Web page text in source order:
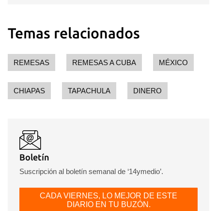
Temas relacionados
REMESAS REMESAS A CUBA MÉXICO
CHIAPAS TAPACHULA DINERO
Boletín
Suscripción al boletín semanal de ‘14ymedio’.
CADA VIERNES, LO MEJOR DE ESTE
DIARIO EN TU BUZÓN.